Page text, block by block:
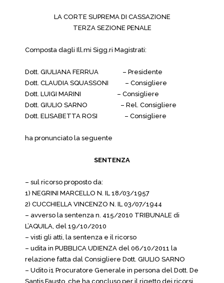
LA CORTE SUPREMA DI CASSAZIONE
TERZA SEZIONE PENALE
Composta dagli Ill.mi Sigg.ri Magistrati:
Dott. GIULIANA FERRUA – Presidente
Dott. CLAUDIA SQUASSONI – Consigliere
Dott. LUIGI MARINI – Consigliere
Dott. GIULIO SARNO – Rel. Consigliere
Dott. ELISABETTA ROSI – Consigliere
ha pronunciato la seguente
SENTENZA
– sul ricorso proposto da:
1) NEGRINI MARCELLO N. IL 18/03/1957
2) CUCCHIELLA VINCENZO N. IL 03/07/1944
– avverso la sentenza n. 415/2010 TRIBUNALE di
L’AQUILA, del 19/10/2010
– visti gli atti, la sentenza e il ricorso
– udita in PUBBLICA UDIENZA del 06/10/2011 la
relazione fatta dal Consigliere Dott. GIULIO SARNO
– Udito i1 Procuratore Generale in persona del Dott. De
Santis Fausto, che ha concluso per il rigetto dei ricorsi